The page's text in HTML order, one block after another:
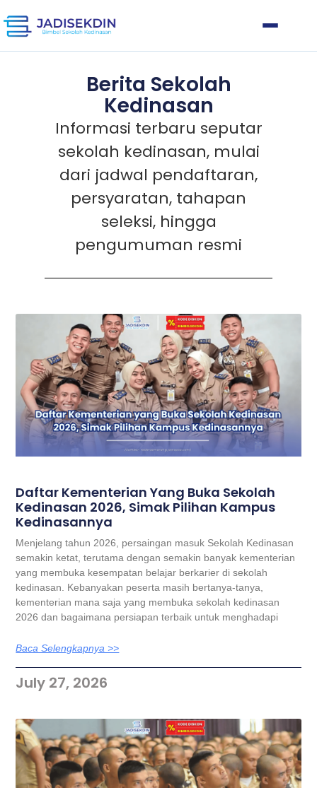
Berita Sekolah
Kedinasan
Informasi terbaru seputar
sekolah kedinasan, mulai
dari jadwal pendaftaran,
persyaratan, tahapan
seleksi, hingga
pengumuman resmi
Daftar Kementerian Yang Buka Sekolah
Kedinasan 2026, Simak Pilihan Kampus
Kedinasannya
Menjelang tahun 2026, persaingan masuk Sekolah Kedinasan
semakin ketat, terutama dengan semakin banyak kementerian
yang membuka kesempatan belajar berkarier di sekolah
kedinasan. Kebanyakan peserta masih bertanya-tanya,
kementerian mana saja yang membuka sekolah kedinasan
2026 dan bagaimana persiapan terbaik untuk menghadapi
Baca Selengkapnya >>
July 27, 2026